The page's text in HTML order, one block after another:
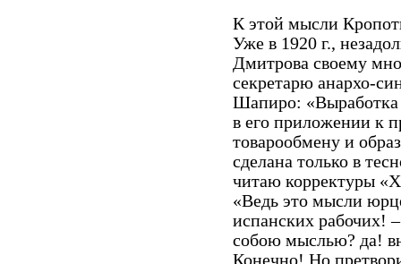
К этой мысли
Уже в 1920 г.,
Дмитрова своему
секретарю анархо-
Шапиро: «Выработка
в его приложении к
товарообмену и
сделана только в
читаю корректуры
«Ведь это мысли
испанских рабочих!
собою мыслью? да!
Конечно! Но